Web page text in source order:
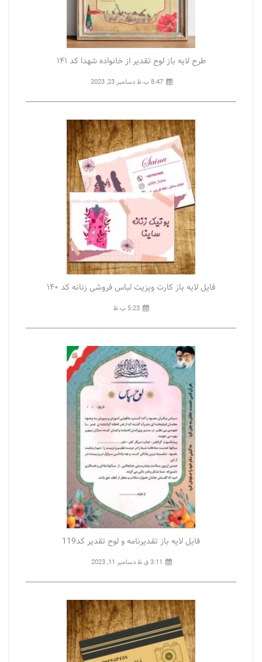
طرح لایه باز لوح تقدیر از خانواده شهدا کد ۱۴۱
8:47 ب.ظ دسامبر 23, 2023
فایل لایه باز کارت ویزیت لباس فروشی زنانه کد ۱۴۰
5:23 ب.ظ
فایل لایه باز تقدیرنامه و لوح تقدیر کد119
3:11 ق.ظ دسامبر 11, 2023